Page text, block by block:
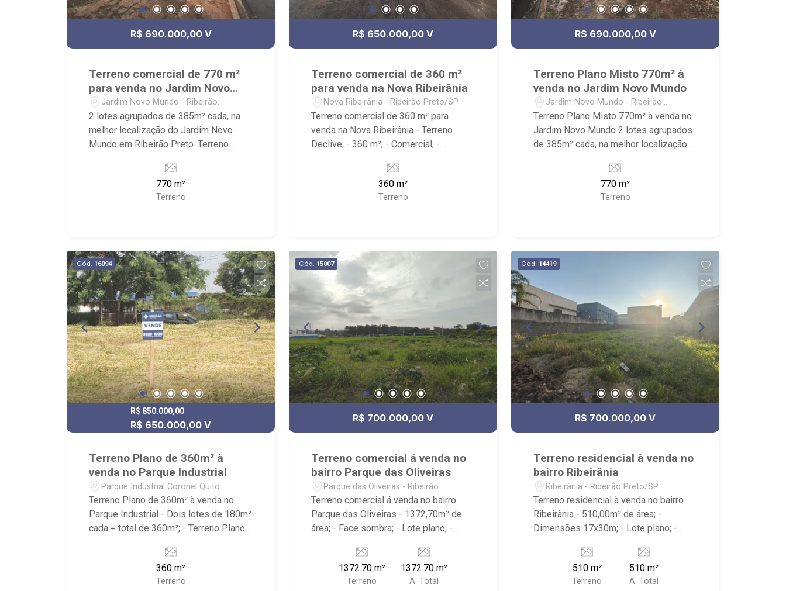
R$ 690.000,00 V
Terreno comercial de 770 m²
para venda no Jardim Novo
Mundo
Jardim Novo Mundo - Ribeirão
Preto/SP
2 lotes agrupados de 385m² cada, na
melhor localização do Jardim Novo
Mundo em Ribeirão Preto. Terreno
Jardim Novo Mundo - 770 m²; - Só
vende os dois lotes juntos; - comercial
ou residencial; - Próximo Academia
de Maio e Av. Meia Júnior.
770 m²
Terreno
R$ 650.000,00 V
Terreno comercial de 360 m²
para venda na Nova Ribeirânia
Nova Ribeirânia - Ribeirão Preto/SP
Terreno comercial de 360 m² para
venda na Nova Ribeirânia - Terreno
Declive; - 360 m²; - Comercial; -
360 m²
Terreno
R$ 690.000,00 V
Terreno Plano Misto 770m² à
venda no Jardim Novo Mundo
Jardim Novo Mundo - Ribeirão
Preto/SP
Terreno Plano Misto 770m² à venda no
Jardim Novo Mundo 2 lotes agrupados
de 385m² cada, na melhor localização
Preto. - Plano; - Metragem de 770m²; -
Próximo Academia Atenas, 2 quadras
da Av. João Bim, Panificadora Bragueto,
afinal Somos e Vivemos Ribeirão: -
funcionários capacitados; - processos
rápidos e eficientes; - análise criteriosa
de documentação; - com foca: Zona Sul,
Zona Leste, Centro e Bonfim Paulista; -
para Venda, Compra e Locação,
imobiliária é Ribeirão - sede na Av.
Professor João Fiusa;
770 m²
Terreno
Cód. 16094
R$ 850.000,00
R$ 650.000,00 V
Terreno Plano de 360m² à
venda no Parque Industrial
Parque Industrial Coronel Quito
Junqueira - Ribeirão Preto/SP
Terreno Plano de 360m² à venda no
Parque Industrial - Dois lotes de 180m²
cada = total de 360m²; - Terreno Plano;
360 m²
Terreno
Cód. 15007
R$ 700.000,00 V
Terreno comercial á venda no
bairro Parque das Oliveiras
Parque das Oliveiras - Ribeirão
Preto/SP
Terreno comercial á venda no bairro
Parque das Oliveiras - 1372,70m² de
área; - Face sombra; - Lote plano; -
Mansão Galo Bravo e Parque Das
Oliveiras e Rodovia Alexandre Balbo.
1372.70 m²
Terreno
1372.70 m²
A. Total
Cód. 14419
R$ 700.000,00 V
Terreno residencial à venda no
bairro Ribeirânia
Ribeirânia - Ribeirão Preto/SP
Terreno residencial à venda no bairro
Ribeirânia - 510,00m² de área; -
Dimensões 17x30m; - Lote plano; -
Shopping, Fórum, Avenidas Coistábile
Romano, Leão XIII e Presidente
510 m²
Terreno
510 m²
A. Total